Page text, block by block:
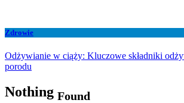
Zdrowie
Odżywianie w ciąży: Kluczowe składniki
porodu
Nothing Found